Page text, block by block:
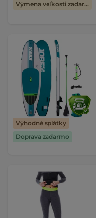
Výmena veľkosti zadarmo
Výhodné splátky
Doprava zadarmo